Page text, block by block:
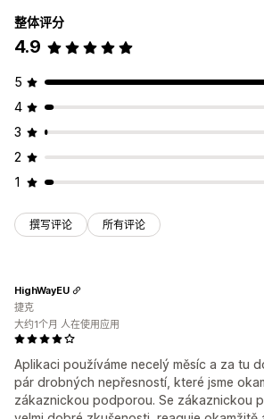
整体评分
4.9
5
4
3
2
1
撰写评论 所有评论
Aplikaci používáme necelý měsíc a za tu
pár drobných nepřesností, které jsme
zákaznickou podporou. Se zákaznickou
HighWayEU
捷克
大约1个月 人在使用应用